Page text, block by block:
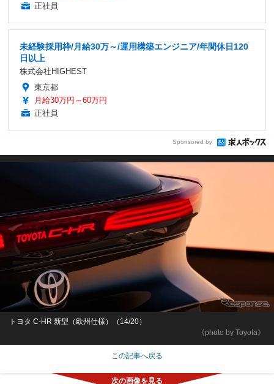
正社員
未経験採用枠/月給30万～/運用構築エンジニア/年間休日120
日以上
株式会社HIGHEST
東京都
月給30万円～60万円
正社員
Sponsored by
《photo by Toyota》
トヨタ C-HR 新型（欧州仕様）（14/20）
この記事へ戻る